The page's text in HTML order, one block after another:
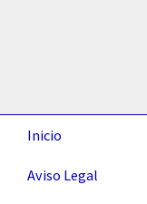
Inicio
Aviso Legal